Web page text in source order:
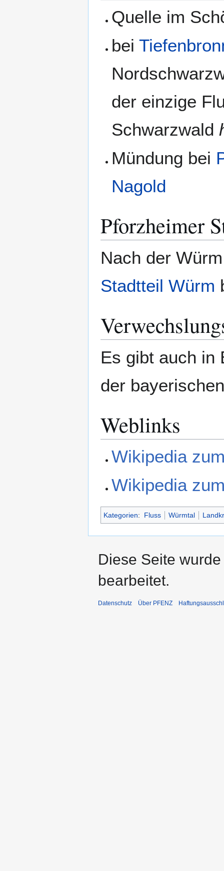
Quelle im
bei
der einzige
Schwarzwald
Mündung bei
Nagold
Pforzheimer
Nach der
Stadtteil Würm
Es gibt auch in
der
Weblinks
Wikipedia
Wikipedia
Kategorien: Fluss Würmtal
Diese Seite
bearbeitet.
Datenschutz Über PFENZ